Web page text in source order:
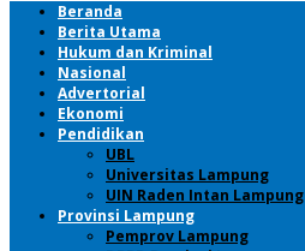
Beranda
Berita Utama
Hukum dan Kriminal
Nasional
Advertorial
Ekonomi
Pendidikan
UBL
Universitas Lampung
UIN Raden Intan Lampung
Provinsi Lampung
Pemprov Lampung